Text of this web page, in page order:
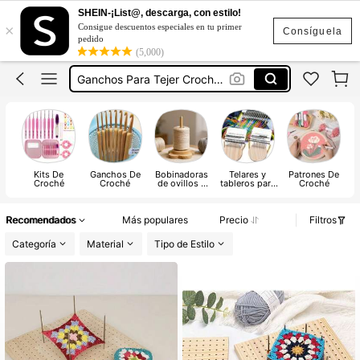
Consíguela
×
SHEIN-¡List@, descarga, con estilo!
Consigue descuentos especiales en tu primer
pedido
(5,000)
Crochet Kit
Crochet
Crochet Set Kit
Crochet Kit
Crochet
Kits De
Croché
Ganchos De
Croché
Bobinadoras
de ovillos y
Telares y
tableros para
Patrones De
Croché
Recomendados Más populares Precio
Filtros
Categoría
Material Tipo de Estilo